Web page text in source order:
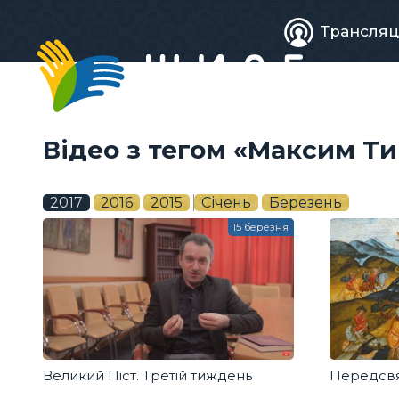
Живе
Відео з тегом «Максим
2017 2016 2015 Січень Березень
Великий Піст. Третій тиждень
15 березня